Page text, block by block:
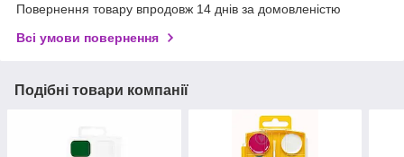
Повернення товару впродовж 14 днів за домовленістю
Всі умови повернення
Подібні товари компанії